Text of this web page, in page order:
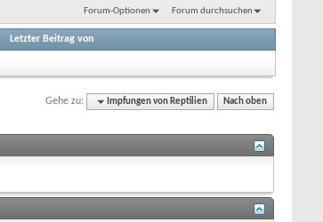
Forum-Optionen Forum durchsuchen
Letzter Beitrag von
Gehe zu: Impfungen von Reptilien Nach oben